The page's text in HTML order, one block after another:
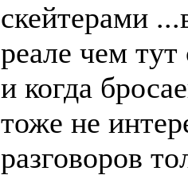
скейтерами
реале чем тут
и когда
тоже не
разговоров